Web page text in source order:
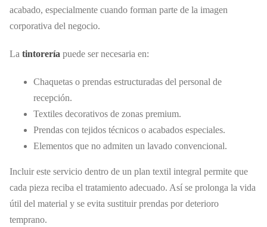
acabado, especialmente cuando forman parte de la imagen
corporativa del negocio.
La tintorería puede ser necesaria en:
Chaquetas o prendas estructuradas del personal de
recepción.
Textiles decorativos de zonas premium.
Prendas con tejidos técnicos o acabados especiales.
Elementos que no admiten un lavado convencional.
Incluir este servicio dentro de un plan textil integral permite que
cada pieza reciba el tratamiento adecuado. Así se prolonga la vida
útil del material y se evita sustituir prendas por deterioro
temprano.